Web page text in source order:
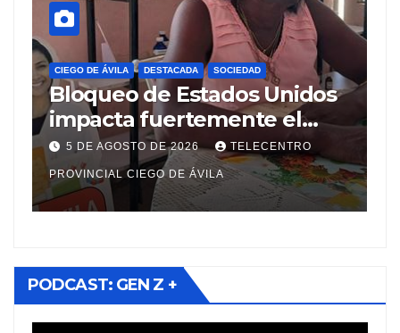
CIEGO DE ÁVILA DESTACADA SOCIEDAD
Bloqueo de Estados Unidos
impacta fuertemente el
acceso a medicamentos
esenciales
5 DE AGOSTO DE 2026 TELECENTRO
PROVINCIAL CIEGO DE ÁVILA
PODCAST: GEN Z +